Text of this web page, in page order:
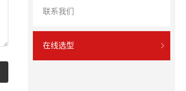
联系我们
在线选型